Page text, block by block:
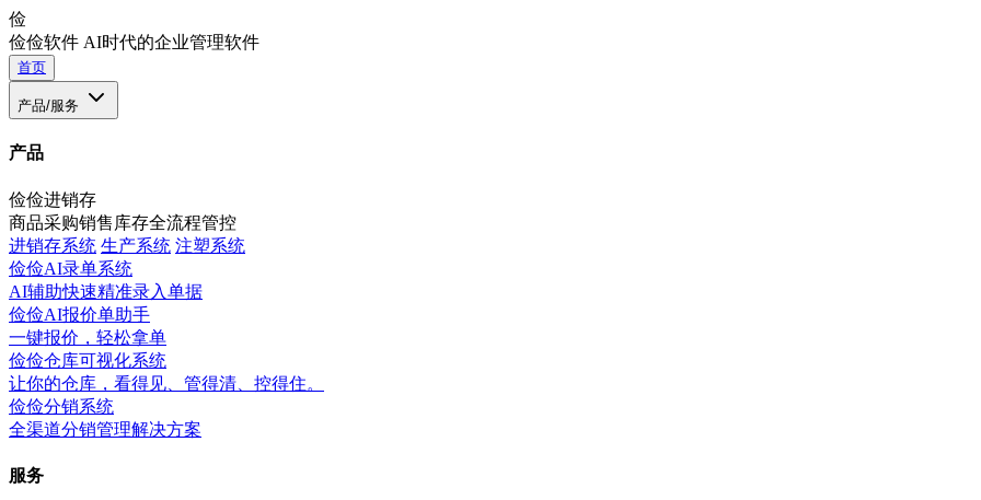
俭
俭俭软件 AI时代的企业管理软件
首页
产品/服务
产品
俭俭进销存
商品采购销售库存全流程管控
进销存系统 生产系统 注塑系统
俭俭AI录单系统
AI辅助快速精准录入单据
俭俭AI报价单助手
一键报价，轻松拿单
俭俭仓库可视化系统
让你的仓库，看得见、管得清、控得住。
俭俭分销系统
全渠道分销管理解决方案
服务